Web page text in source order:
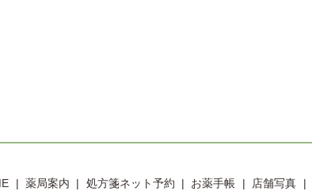
薬局案内 処方箋ネット予約 お薬手帳 店舗写真